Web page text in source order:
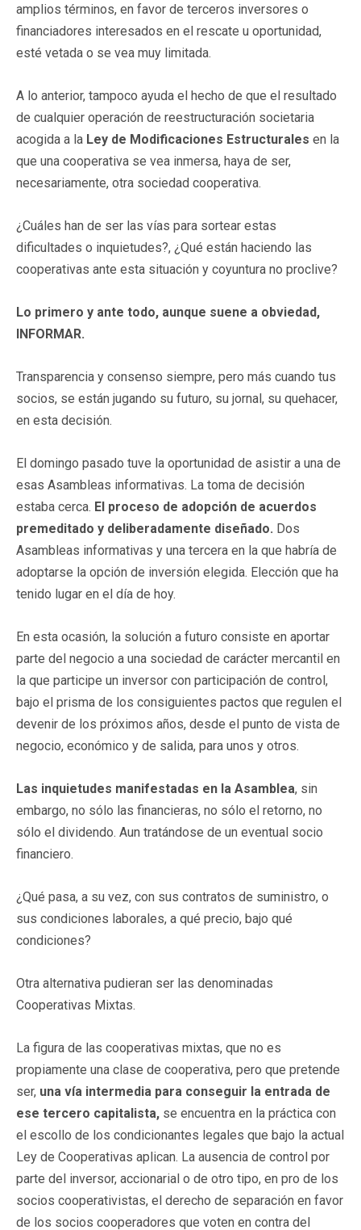
amplios términos, en favor de terceros inversores o
financiadores interesados en el rescate u oportunidad,
esté vetada o se vea muy limitada.
A lo anterior, tampoco ayuda el hecho de que el resultado
de cualquier operación de reestructuración societaria
acogida a la Ley de Modificaciones Estructurales en la
que una cooperativa se vea inmersa, haya de ser,
necesariamente, otra sociedad cooperativa.
¿Cuáles han de ser las vías para sortear estas
dificultades o inquietudes?, ¿Qué están haciendo las
cooperativas ante esta situación y coyuntura no proclive?
Lo primero y ante todo, aunque suene a obviedad,
INFORMAR.
Transparencia y consenso siempre, pero más cuando tus
socios, se están jugando su futuro, su jornal, su quehacer,
en esta decisión.
El domingo pasado tuve la oportunidad de asistir a una de
esas Asambleas informativas. La toma de decisión
estaba cerca. El proceso de adopción de acuerdos
premeditado y deliberadamente diseñado. Dos
Asambleas informativas y una tercera en la que habría de
adoptarse la opción de inversión elegida. Elección que ha
tenido lugar en el día de hoy.
En esta ocasión, la solución a futuro consiste en aportar
parte del negocio a una sociedad de carácter mercantil en
la que participe un inversor con participación de control,
bajo el prisma de los consiguientes pactos que regulen el
devenir de los próximos años, desde el punto de vista de
negocio, económico y de salida, para unos y otros.
Las inquietudes manifestadas en la Asamblea, sin
embargo, no sólo las financieras, no sólo el retorno, no
sólo el dividendo. Aun tratándose de un eventual socio
financiero.
¿Qué pasa, a su vez, con sus contratos de suministro, o
sus condiciones laborales, a qué precio, bajo qué
condiciones?
Otra alternativa pudieran ser las denominadas
Cooperativas Mixtas.
La figura de las cooperativas mixtas, que no es
propiamente una clase de cooperativa, pero que pretende
ser, una vía intermedia para conseguir la entrada de
ese tercero capitalista, se encuentra en la práctica con
el escollo de los condicionantes legales que bajo la actual
Ley de Cooperativas aplican. La ausencia de control por
parte del inversor, accionarial o de otro tipo, en pro de los
socios cooperativistas, el derecho de separación en favor
de los socios cooperadores que voten en contra del